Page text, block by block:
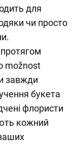
для
чи просто
možnost
завжди
букета
флористи
кожний